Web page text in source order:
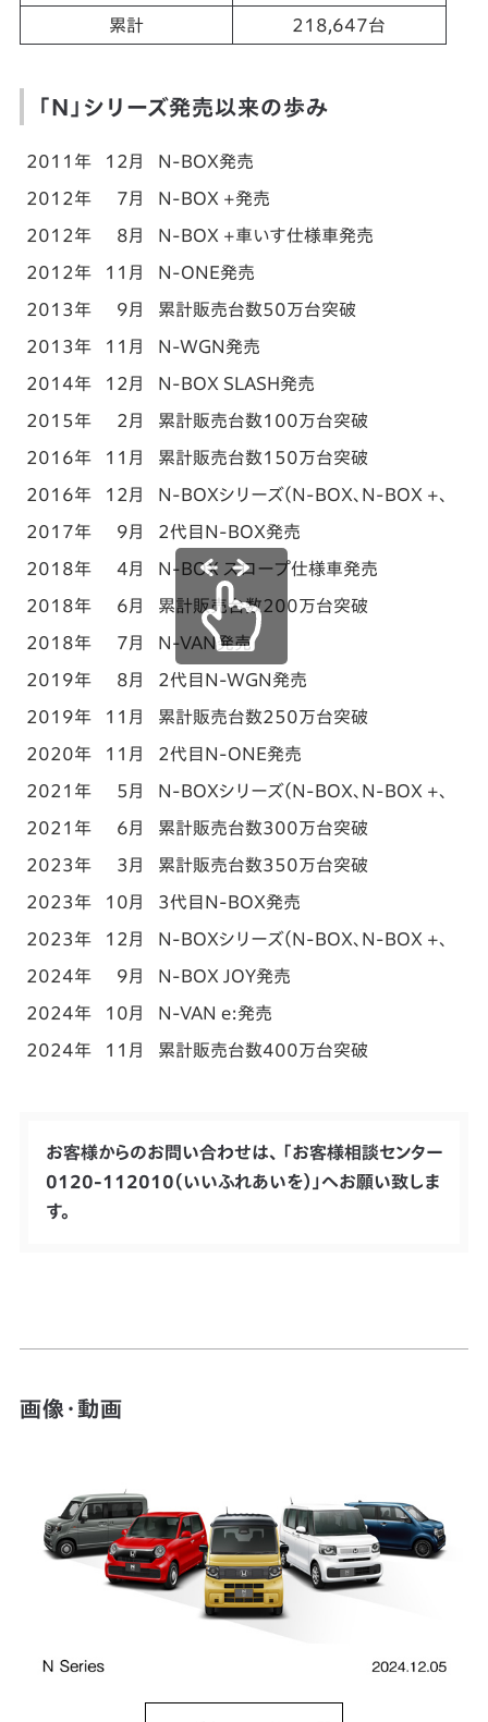
累計 218,647台
「N」シリーズ発売以来の歩み
2011年 12月 N-BOX発売
2012年 7月 N-BOX +発売
2012年 8月 N-BOX +車いす仕様車発売
2012年 11月 N-ONE発売
2013年 9月 累計販売台数50万台突破
2013年 11月 N-WGN発売
2014年 12月 N-BOX SLASH発売
2015年 2月 累計販売台数100万台突破
2016年 11月 累計販売台数150万台突破
2016年 12月 N-BOXシリーズ（N-BOX、N-BOX +、N-
2017年 9月 2代目N-BOX発売
2018年 4月 N-BOX スロープ仕様車発売
2018年 6月 累計販売台数200万台突破
2018年 7月 N-VAN発売
2019年 8月 2代目N-WGN発売
2019年 11月 累計販売台数250万台突破
2020年 11月 2代目N-ONE発売
2021年 5月 N-BOXシリーズ（N-BOX、N-BOX +、N-
2021年 6月 累計販売台数300万台突破
2023年 3月 累計販売台数350万台突破
2023年 10月 3代目N-BOX発売
2023年 12月 N-BOXシリーズ（N-BOX、N-BOX +、N-
2024年 9月 N-BOX JOY発売
2024年 10月 N-VAN e:発売
2024年 11月 累計販売台数400万台突破
お客様からのお問い合わせは、 「お客様相談センター
0120-112010（いいふれあいを）」へお願い致しま
す。
画像・動画